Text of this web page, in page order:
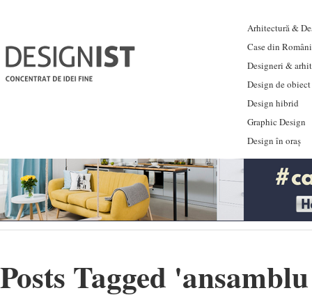
Arhitectură &
Case din
Designeri &
Design de obiect
Design hibrid
Graphic Design
Design în oraș
Posts Tagged '